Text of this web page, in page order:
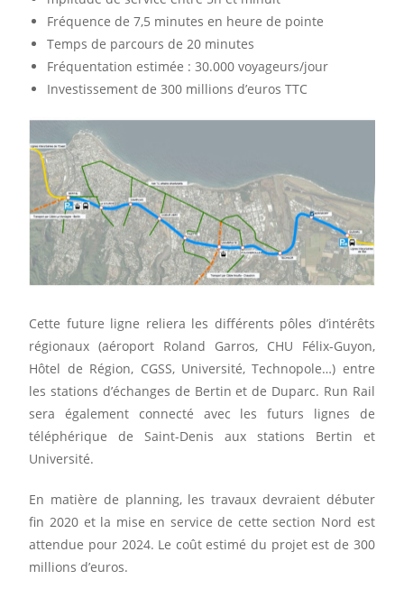
Fréquence de 7,5 minutes en heure de pointe
Temps de parcours de 20 minutes
Fréquentation estimée : 30.000 voyageurs/jour
Investissement de 300 millions d’euros TTC
Cette future ligne reliera les différents pôles d’intérêts
régionaux (aéroport Roland Garros, CHU Félix-Guyon,
Hôtel de Région, CGSS, Université, Technopole…) entre
les stations d’échanges de Bertin et de Duparc. Run Rail
sera également connecté avec les futurs lignes de
téléphérique de Saint-Denis aux stations Bertin et
Université.
En matière de planning, les travaux devraient débuter
fin 2020 et la mise en service de cette section Nord est
attendue pour 2024. Le coût estimé du projet est de 300
millions d’euros.